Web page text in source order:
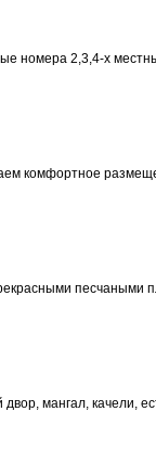
номера 2,3,4-х
комфортное
песчаными
мангал, качели,